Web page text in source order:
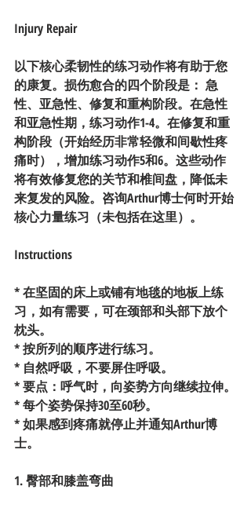
Injury Repair
以下核心柔韧性的练习动作将有助于您
的康复。损伤愈合的四个阶段是： 急
性、亚急性、修复和重构阶段。在急性
和亚急性期，练习动作1-4。在修复和重
构阶段（开始经历非常轻微和间歇性疼
痛时），增加练习动作5和6。这些动作
将有效修复您的关节和椎间盘，降低未
来复发的风险。咨询Arthur博士何时开始
核心力量练习（未包括在这里）。
Instructions
* 在坚固的床上或铺有地毯的地板上练
习，如有需要，可在颈部和头部下放个
枕头。
* 按所列的顺序进行练习。
* 自然呼吸，不要屏住呼吸。
* 要点：呼气时，向姿势方向继续拉伸。
* 每个姿势保持30至60秒。
* 如果感到疼痛就停止并通知Arthur博
士。
1. 臀部和膝盖弯曲